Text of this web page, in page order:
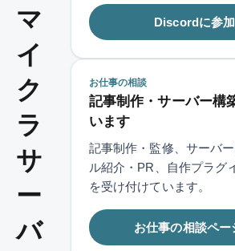
マ
イ
ク
ラ
サ
ー
バ
Discordに参
お仕事の相談
記事制作・サーバー構
います
記事制作・監修、サーバ
ル紹介・PR、自作プラグ
を受け付けています。
お仕事の相談ペー